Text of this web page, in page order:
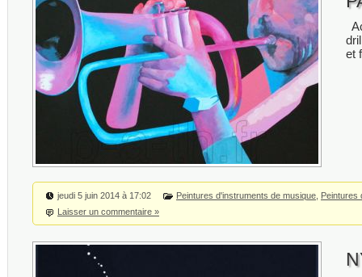
et
jeudi 5 juin 2014 à 17:02 Peintures d'instruments de musique Peintures
Laisser un commentaire »